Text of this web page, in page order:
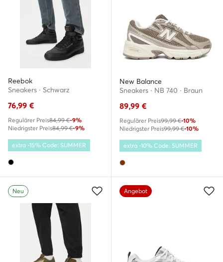
Reebok
Sneakers · Schwarz
76,99 €
Regulärer Preis84,99 €-9%
Niedrigster Preis84,99 €-9%
extra -15% Code: SUMMER
New Balance
Sneakers · NB 740 · Braun
89,99 €
Regulärer Preis99,99 €-10%
Niedrigster Preis99,99 €-10%
extra -10% Code: SUMMER
Neu Angebot